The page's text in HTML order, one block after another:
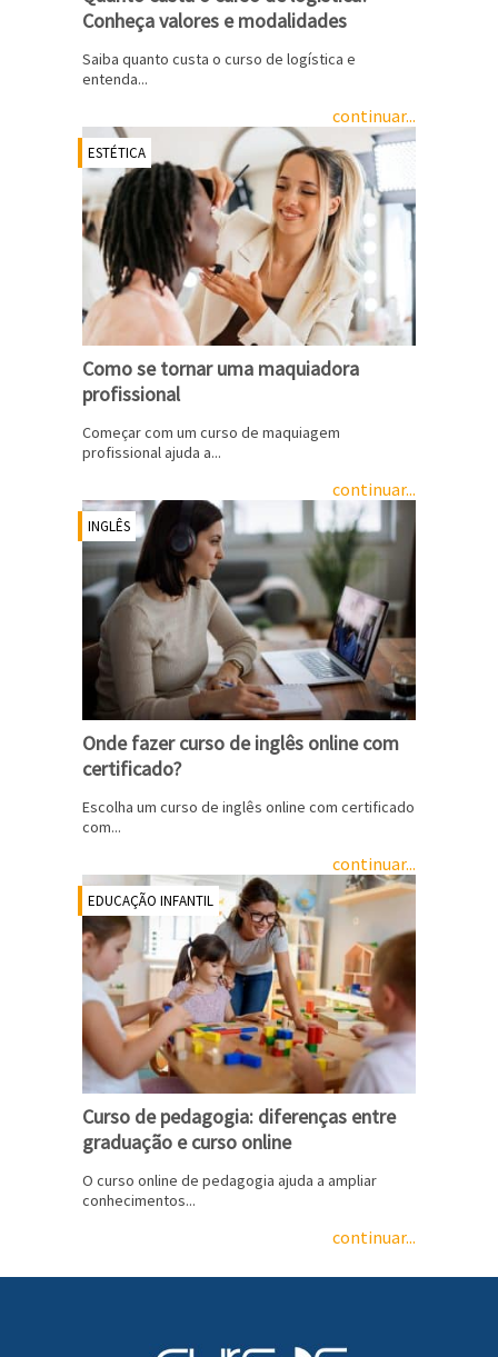
Conheça valores e modalidades
Saiba quanto custa o curso de logística e
entenda...
continuar...
ESTÉTICA
Como se tornar uma maquiadora
profissional
Começar com um curso de maquiagem
profissional ajuda a...
continuar...
INGLÊS
Onde fazer curso de inglês online com
certificado?
Escolha um curso de inglês online com certificado
com...
continuar...
EDUCAÇÃO INFANTIL
Curso de pedagogia: diferenças entre
graduação e curso online
O curso online de pedagogia ajuda a ampliar
conhecimentos...
continuar...